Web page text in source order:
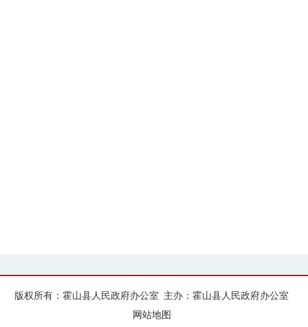
版权所有：霍山县人民政府办公室 主办：霍山县人民政府办公室
网站地图